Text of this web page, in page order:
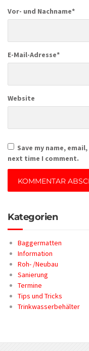
Vor- und Nachname*
E-Mail-Adresse*
Website
Save my name,
next time I comment.
Kategorien
Baggermatten
Information
Roh- /Neubau
Sanierung
Termine
Tips und Tricks
Trinkwasserbehälter